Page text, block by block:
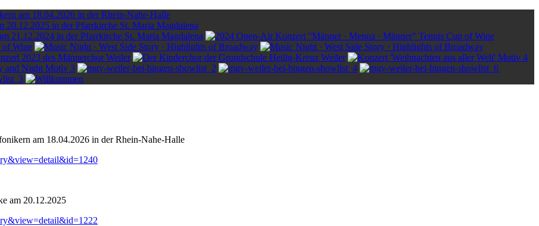
am 18.04.2026 in der Rhein-Nahe-Halle
am 20.12.2025